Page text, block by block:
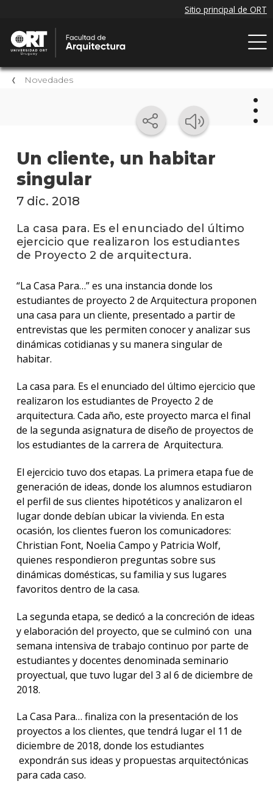
Novedades
Un cliente, un habitar
singular
Blog
los
7 dic. 2018
La casa para. Es el enunciado del último
ejercicio que realizaron los estudiantes
de Proyecto 2 de arquitectura.
“La Casa Para…” es una instancia donde los
estudiantes de proyecto 2 de Arquitectura proponen
una casa para un cliente, presentado a partir de
entrevistas que les permiten conocer y analizar sus
dinámicas cotidianas y su manera singular de
habitar.
La casa para. Es el enunciado del último ejercicio que
realizaron los estudiantes de Proyecto 2 de
arquitectura. Cada año, este proyecto marca el final
de la segunda asignatura de diseño de proyectos de
los estudiantes de la carrera de Arquitectura.
El ejercicio tuvo dos etapas. La primera etapa fue de
generación de ideas, donde los alumnos estudiaron
el perfil de sus clientes hipotéticos y analizaron el
lugar donde debían ubicar la vivienda. En esta
ocasión, los clientes fueron los comunicadores:
Christian Font, Noelia Campo y Patricia Wolf,
quienes respondieron preguntas sobre sus
dinámicas domésticas, su familia y sus lugares
favoritos dentro de la casa.
La segunda etapa, se dedicó a la concreción de ideas
y elaboración del proyecto, que se culminó con una
semana intensiva de trabajo continuo por parte de
estudiantes y docentes denominada seminario
proyectual, que tuvo lugar del 3 al 6 de diciembre de
2018.
La Casa Para… finaliza con la presentación de los
proyectos a los clientes, que tendrá lugar el 11 de
diciembre de 2018, donde los estudiantes
expondrán sus ideas y propuestas arquitectónicas
para cada caso.